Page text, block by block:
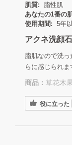
肌質:
脂性肌
あなたの1番の
使用期間: 5年
アクネ洗顔
脂肌なので洗
らに感じられま
商品： 草花木
役に立った